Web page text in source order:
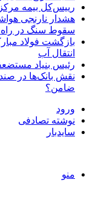
رییس‌کل بیمه
سقوط سنگ در
بازگشت فولاد
انتقال آب
رئیس بنیاد
نقش بانک‌ها در
ضامن؟
ورود
نوشته تصادفی
سایدبار
منو